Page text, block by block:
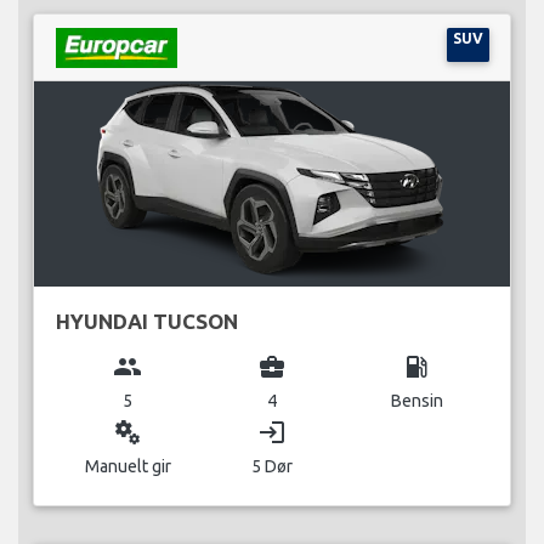
SUV
HYUNDAI TUCSON
group
5
business_center
4
local_gas_station
Bensin
miscellaneous_services
Manuelt gir
login
5 Dør